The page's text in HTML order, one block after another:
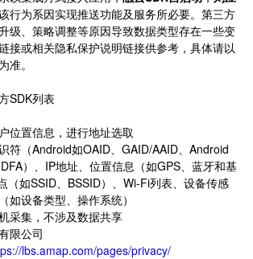
行为系因实现推送功能及服务所必要。第三方
级、策略调整等原因导致数据类型存在一些变
接或相关隐私保护说明链接供参考，具体请以
准。
SDK列表
位置信息，进行地址选取
符（Android如OAID、GAID/AAID、Android
）、IP地址、位置信息（如GPS、蓝牙和基
（如SSID、BSSID）、Wi-Fi列表、设备传感
如设备类型、操作系统）
采集，不涉及数据共享
限公司
lbs.amap.com/pages/privacy/